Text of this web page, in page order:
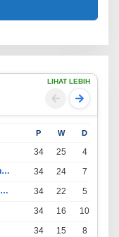
LIHAT LEBIH
P W D
34 25 4
Persatuan Sepak Bola Indonesia Bandung 34 24 7
Persatuan Sepak Bola Indonesia Jakarta 34 22 5
34 16 10
34 15 8